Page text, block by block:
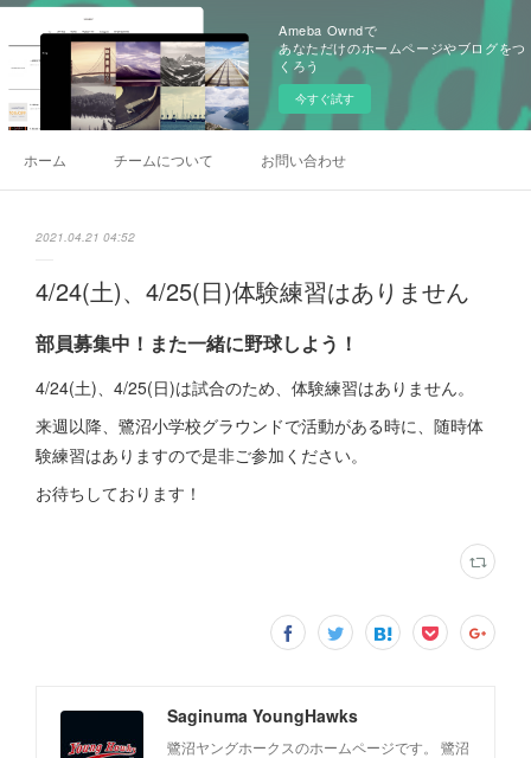
Ameba Owndで
あなただけのホームページやブログをつ
くろう
今すぐ試す
ホーム チームについて お問い合わせ
2021.04.21 04:52
4/24(土)、4/25(日)体験練習はありません
部員募集中！また一緒に野球しよう！
4/24(土)、4/25(日)は試合のため、体験練習はありません。
来週以降、鷺沼小学校グラウンドで活動がある時に、随時体
験練習はありますので是非ご参加ください。
お待ちしております！
Saginuma YoungHawks
鷺沼ヤングホークスのホームページです。 鷺沼